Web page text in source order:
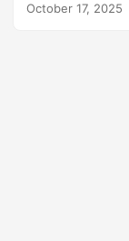
October 17, 2025